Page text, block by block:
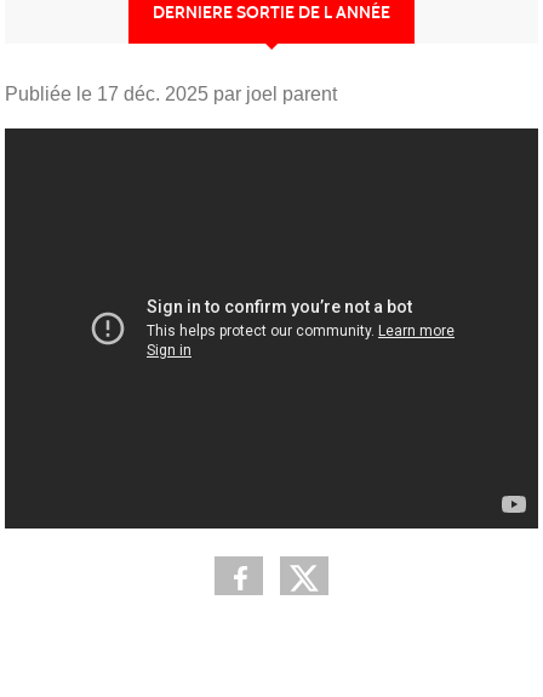
DERNIERE SORTIE DE L ANNÉE
Publiée le 17 déc. 2025 par joel parent